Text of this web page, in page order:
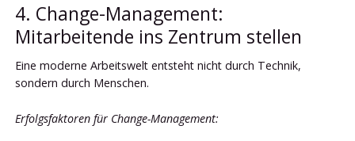
4. Change-Management:
Mitarbeitende ins Zentrum stellen
Eine moderne Arbeitswelt entsteht nicht durch Technik,
sondern durch Menschen.
Erfolgsfaktoren für Change-Management: